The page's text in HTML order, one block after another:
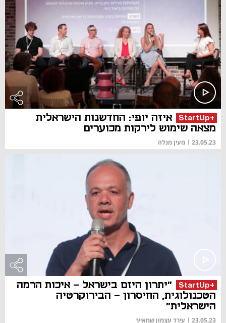
+StartUp
איזה יופי: החדשנות הישראלית
מצאה שימוש לירקות מכוערים
23.05.23
| מעין מנלה
+StartUp
"יתרון היזם בישראל - איכות הרמה
הטכנולוגית, החיסרון - הבירוקרטיה
הישראלית"
23.05.23
| עירד עצמון שמאייר